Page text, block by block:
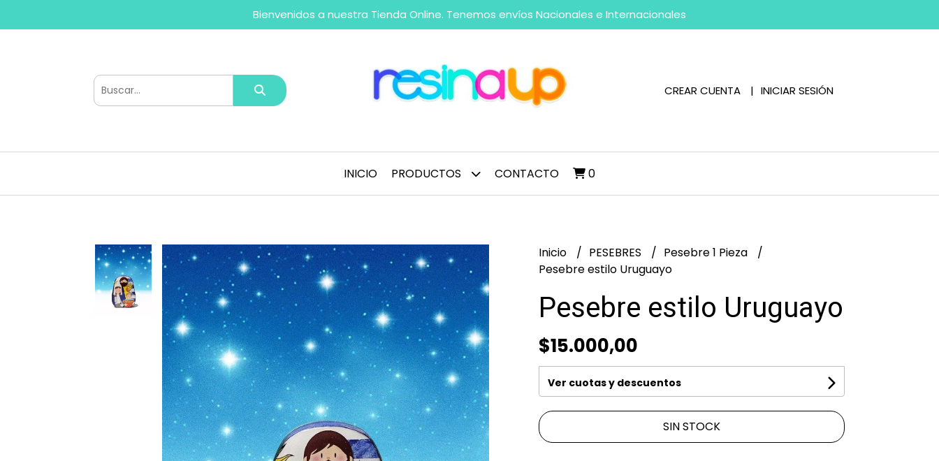
Bienvenidos a nuestra Tienda Online. Tenemos envíos Nacionales e Internacionales
CREAR CUENTA INICIAR SESIÓN
INICIO PRODUCTOS CONTACTO 0
Inicio PESEBRES
Pesebre 1 Pieza
Pesebre estilo Uruguayo
Pesebre estilo Uruguayo
$15.000,00
Ver cuotas y descuentos
SIN STOCK